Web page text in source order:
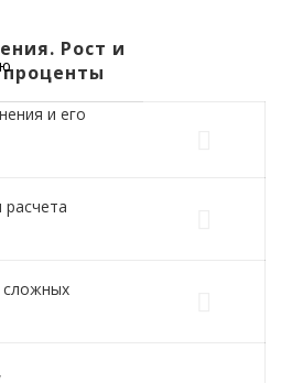
Рост и
и его
сложных